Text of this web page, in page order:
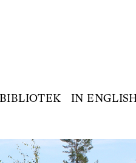
BIBLIOTEK IN ENGLISH